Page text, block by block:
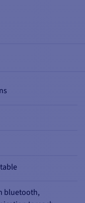
bluetooth,
en arrière)
en partant à
inconnu, ou en
revenir